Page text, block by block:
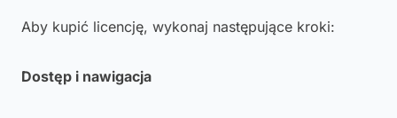
Aby kupić licencję, wykonaj następujące kroki:
Dostęp i nawigacja